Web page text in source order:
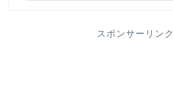
スポンサーリンク